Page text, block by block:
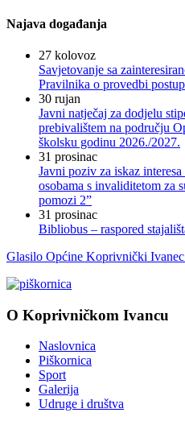
Najava događanja
27 kolovoz
Savjetovanje sa
Pravilnika o provedbi
30 rujan
Javni natječaj za dodjelu
prebivalištem na području
školsku godinu 2026./2027.
31 prosinac
Javni poziv za iskaz
osobama s invaliditetom za
pomozi 2”
31 prosinac
Bibliobus – raspored
Glasilo Općine Koprivnički
O Koprivničkom Ivancu
Naslovnica
Piškornica
Sport
Galerija
Udruge i društva